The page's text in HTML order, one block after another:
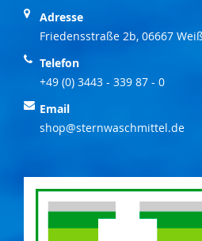
Adresse
Friedensstraße 2b, 06667
Telefon
+49 (0) 3443 - 339 87 - 0
Email
shop@sternwaschmittel.de